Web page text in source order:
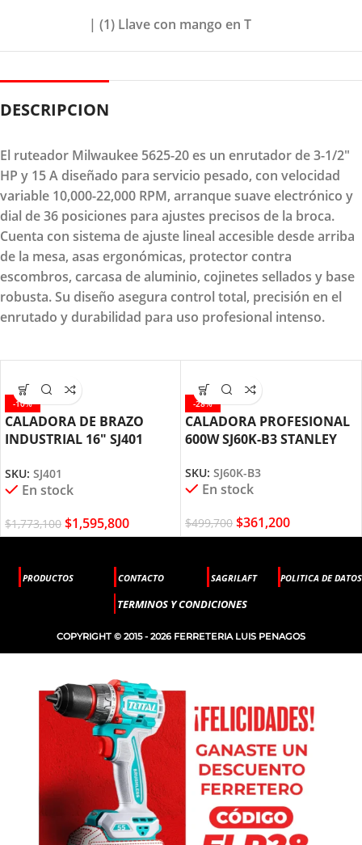
| (1) Llave con mango en T
DESCRIPCION
El ruteador Milwaukee 5625-20 es un enrutador de 3-1/2"
HP y 15 A diseñado para servicio pesado, con velocidad
variable 10,000-22,000 RPM, arranque suave electrónico y
dial de 36 posiciones para ajustes precisos de la broca.
Cuenta con sistema de ajuste lineal accesible desde arriba
de la mesa, asas ergonómicas, protector contra
escombros, carcasa de aluminio, cojinetes sellados y base
robusta. Su diseño asegura control total, precisión en el
enrutado y durabilidad para uso profesional intenso.
-10%
CALADORA DE BRAZO
INDUSTRIAL 16″ SJ401
SKU: SJ401
En stock
$1,773,100 $1,595,800
-28%
CALADORA PROFESIONAL
600W SJ60K-B3 STANLEY
SKU: SJ60K-B3
En stock
$499,700 $361,200
PRODUCTOS CONTACTO SAGRILAFT POLITICA DE DATOS
TERMINOS Y CONDICIONES
COPYRIGHT © 2015 - 2026 FERRETERIA LUIS PENAGOS